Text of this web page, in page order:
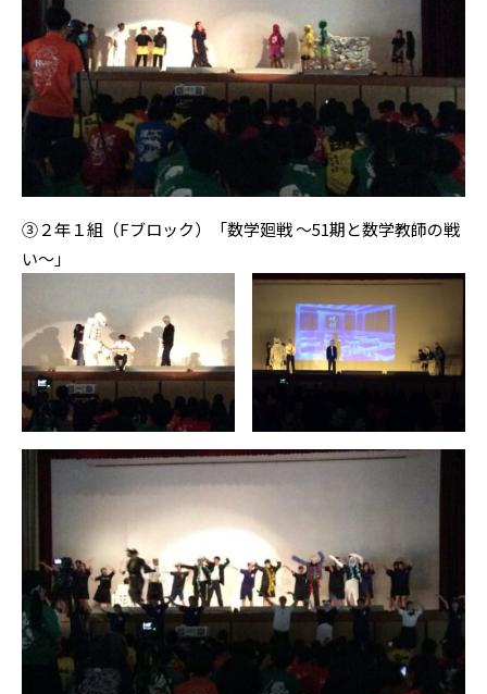
③２年１組（Fブロック）「数学廻戦 〜51期と数学教師の戦
い〜」